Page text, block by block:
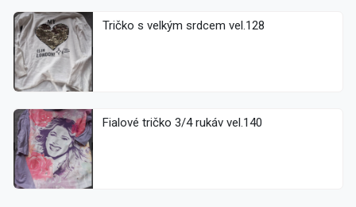
Tričko s velkým srdcem vel.128
Fialové tričko 3/4 rukáv vel.140